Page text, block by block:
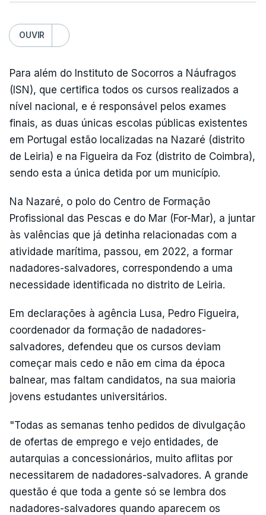
OUVIR
Para além do Instituto de Socorros a Náufragos
(ISN), que certifica todos os cursos realizados a
nível nacional, e é responsável pelos exames
finais, as duas únicas escolas públicas existentes
em Portugal estão localizadas na Nazaré (distrito
de Leiria) e na Figueira da Foz (distrito de Coimbra),
sendo esta a única detida por um município.
Na Nazaré, o polo do Centro de Formação
Profissional das Pescas e do Mar (For-Mar), a juntar
às valências que já detinha relacionadas com a
atividade marítima, passou, em 2022, a formar
nadadores-salvadores, correspondendo a uma
necessidade identificada no distrito de Leiria.
Em declarações à agência Lusa, Pedro Figueira,
coordenador da formação de nadadores-
salvadores, defendeu que os cursos deviam
começar mais cedo e não em cima da época
balnear, mas faltam candidatos, na sua maioria
jovens estudantes universitários.
"Todas as semanas tenho pedidos de divulgação
de ofertas de emprego e vejo entidades, de
autarquias a concessionários, muito aflitas por
necessitarem de nadadores-salvadores. A grande
questão é que toda a gente só se lembra dos
nadadores-salvadores quando aparecem os